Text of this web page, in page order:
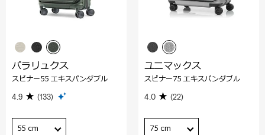
パラリュクス
スピナー55 エキスパンダブル
4.9 (133)
55 cm
ユニマックス
スピナー75 エキスパンダブル
4.0 (22)
75 cm